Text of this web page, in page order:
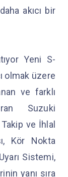
akıcı bir
Yeni S-
olmak üzere
ve farklı
Suzuki
ve İhlal
Kör Nokta
Sistemi,
yanı sıra